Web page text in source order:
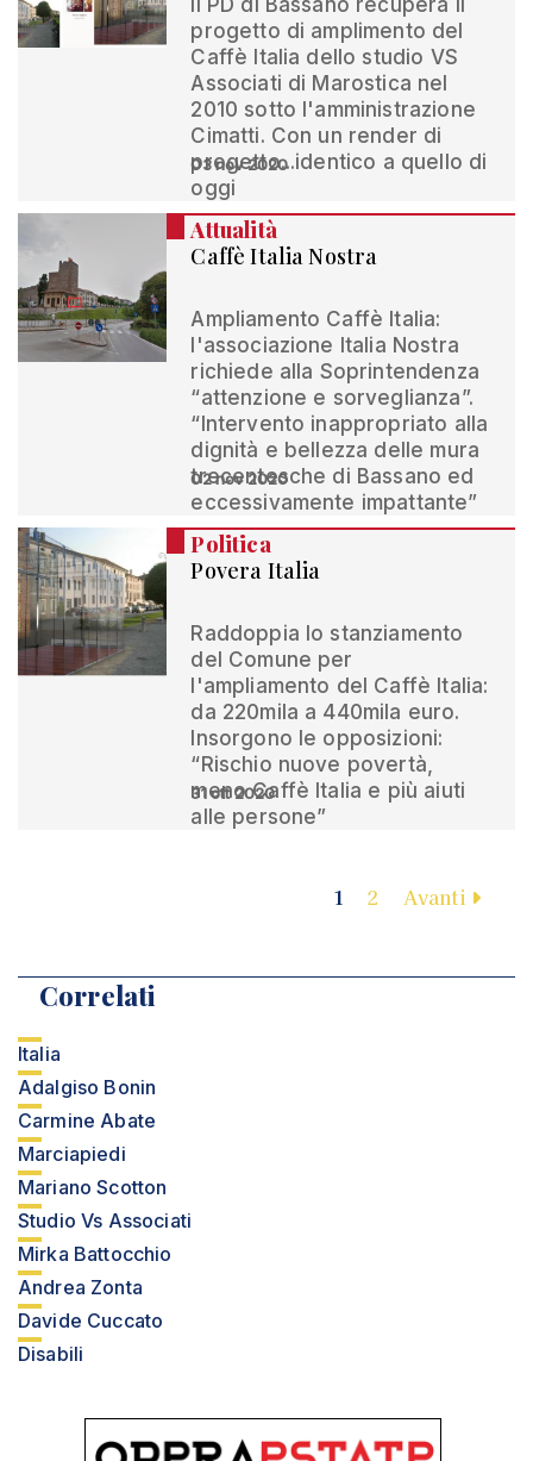
Il PD di Bassano recupera il
progetto di amplimento del
Caffè Italia dello studio VS
Associati di Marostica nel
2010 sotto l'amministrazione
Cimatti. Con un render di
progetto...identico a quello di
oggi
03 nov 2020
Attualità
Caffè Italia Nostra
Ampliamento Caffè Italia:
l'associazione Italia Nostra
richiede alla Soprintendenza
“attenzione e sorveglianza”.
“Intervento inappropriato alla
dignità e bellezza delle mura
trecentesche di Bassano ed
eccessivamente impattante”
02 nov 2020
Politica
Povera Italia
Raddoppia lo stanziamento
del Comune per
l'ampliamento del Caffè Italia:
da 220mila a 440mila euro.
Insorgono le opposizioni:
“Rischio nuove povertà,
meno Caffè Italia e più aiuti
alle persone”
31 ott 2020
1 2 Avanti
Correlati
Italia
Adalgiso Bonin
Carmine Abate
Marciapiedi
Mariano Scotton
Studio Vs Associati
Mirka Battocchio
Andrea Zonta
Davide Cuccato
Disabili